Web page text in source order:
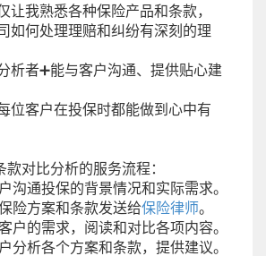
让我熟悉各种保险产品和条款，
如何处理理赔和纠纷有深刻的理
析者➕能与客户沟通、提供贴心建
位客户在投保时都能做到心中有
款对比分析的服务流程：
沟通投保的背景情况和实际需求。
险方案和条款发送给保险律师。
户的需求，阅读和对比各项内容。
分析各个方案和条款，提供建议。